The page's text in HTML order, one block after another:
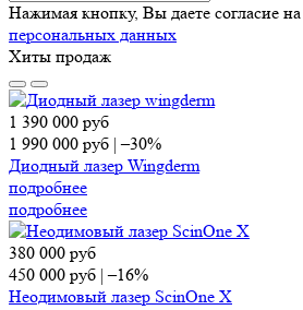
Нажимая кнопку, Вы даете согласие на
персональных данных
Хиты продаж
1 390 000 руб
1 990 000 руб |–30%
Диодный лазер Wingderm
подробнее
подробнее
380 000 руб
450 000 руб |–16%
Неодимовый лазер ScinOne X